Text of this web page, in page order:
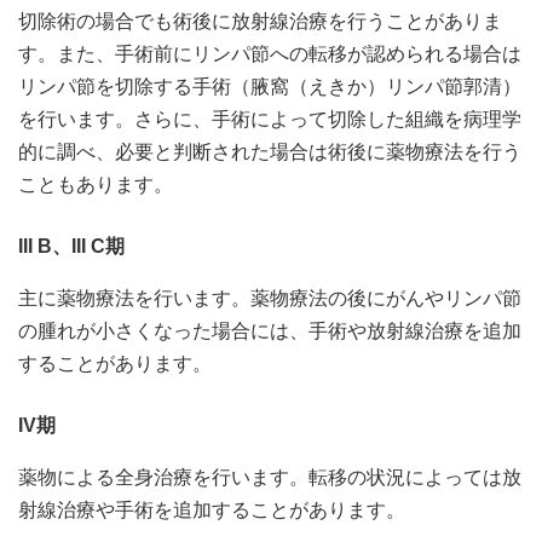
切除術の場合でも術後に放射線治療を行うことがありま
す。また、手術前にリンパ節への転移が認められる場合は
リンパ節を切除する手術（腋窩（えきか）リンパ節郭清）
を行います。さらに、手術によって切除した組織を病理学
的に調べ、必要と判断された場合は術後に薬物療法を行う
こともあります。
III B、III C期
主に薬物療法を行います。薬物療法の後にがんやリンパ節
の腫れが小さくなった場合には、手術や放射線治療を追加
することがあります。
IV期
薬物による全身治療を行います。転移の状況によっては放
射線治療や手術を追加することがあります。